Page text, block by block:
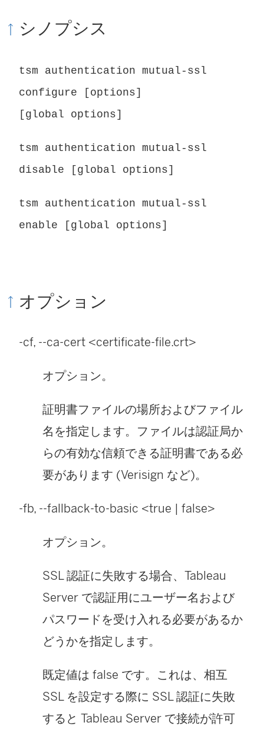
シノプシス
tsm authentication mutual-ssl
configure [options]
[global options]
tsm authentication mutual-ssl
disable [global options]
tsm authentication mutual-ssl
enable [global options]
オプション
-cf, --ca-cert <certificate-file.crt>
オプション。
証明書ファイルの場所およびファイル
名を指定します。ファイルは認証局か
らの有効な信頼できる証明書である必
要があります (Verisign など)。
-fb, --fallback-to-basic <true | false>
オプション。
SSL 認証に失敗する場合、Tableau
Server で認証用にユーザー名および
パスワードを受け入れる必要があるか
どうかを指定します。
既定値は false です。これは、相互
SSL を設定する際に SSL 認証に失敗
すると Tableau Server で接続が許可